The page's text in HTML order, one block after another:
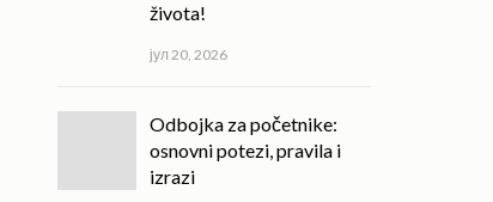
života!
јул 20, 2026
Odbojka za početnike:
osnovni potezi, pravila i
izrazi